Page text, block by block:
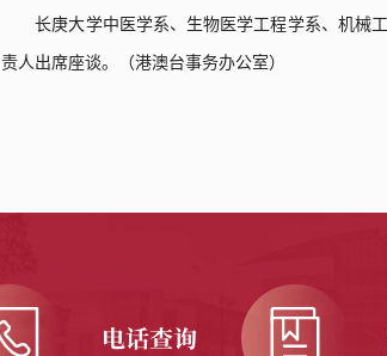
长庚大学中医学系、生物医学工程学系、机械
责人出席座谈。 （港澳台事务办公室）
电话查询